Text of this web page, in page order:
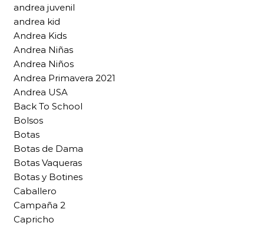
andrea juvenil
andrea kid
Andrea Kids
Andrea Niñas
Andrea Niños
Andrea Primavera 2021
Andrea USA
Back To School
Bolsos
Botas
Botas de Dama
Botas Vaqueras
Botas y Botines
Caballero
Campaña 2
Capricho